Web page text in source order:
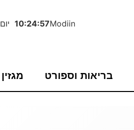
Modiin
10:24:58
בריאות וספורט מגזין